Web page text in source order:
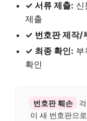
✓ 서류 제출: 신
제출
✓ 번호판 제작/
✓ 최종 확인: 부
확인
번호판 훼손
이 새 번호판으